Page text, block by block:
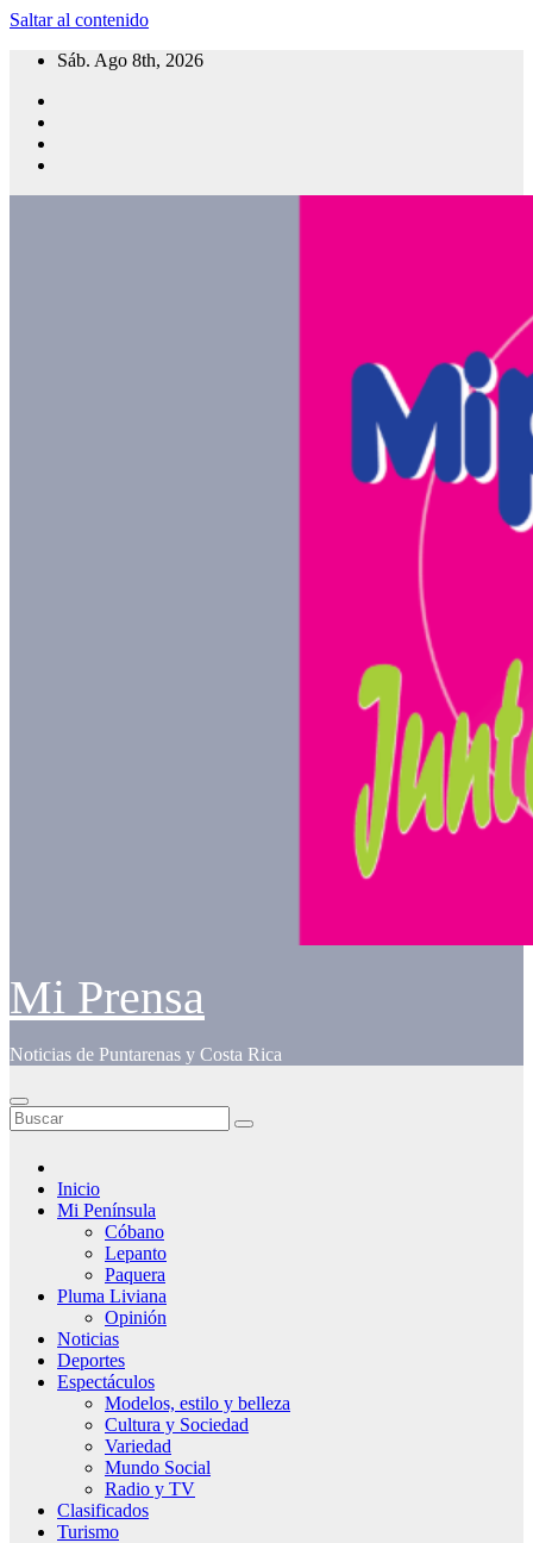
Saltar al contenido
Sáb. Ago 8th, 2026
Mi Prensa
Noticias de Puntarenas y Costa Rica
Inicio
Mi Península
Cóbano
Lepanto
Paquera
Pluma Liviana
Opinión
Noticias
Deportes
Espectáculos
Modelos, estilo y belleza
Cultura y Sociedad
Variedad
Mundo Social
Radio y TV
Clasificados
Turismo